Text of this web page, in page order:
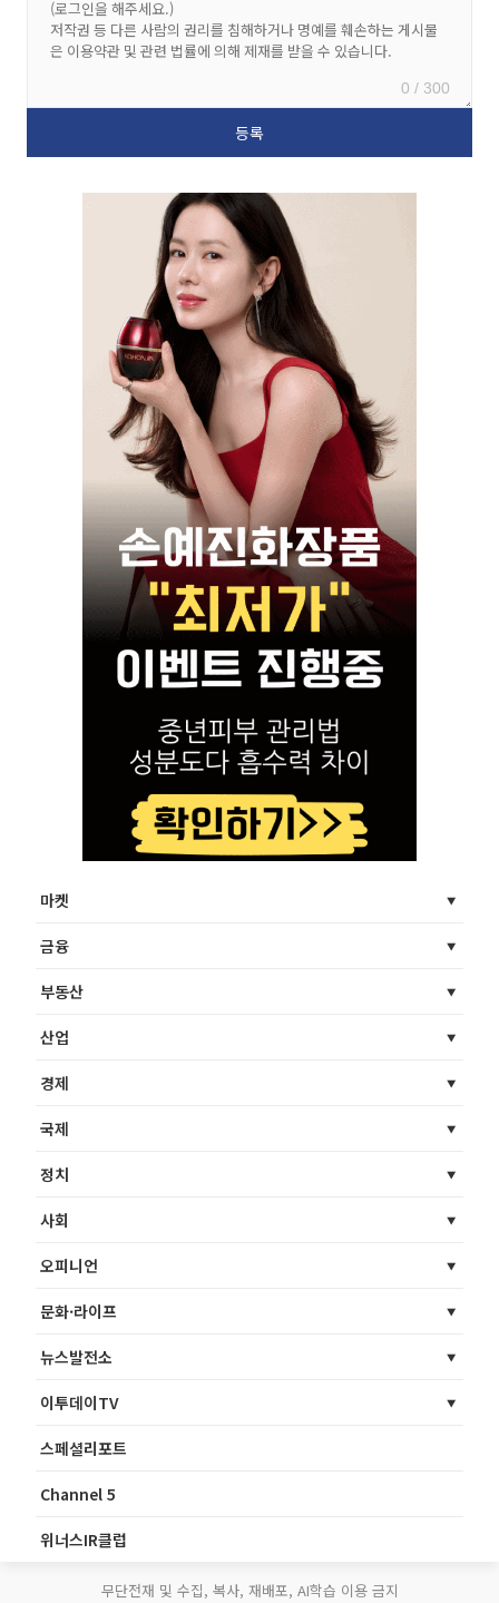
0 / 300
마켓
금융
부동산
산업
경제
국제
정치
사회
오피니언
문화·라이프
뉴스발전소
이투데이TV
스페셜리포트
Channel 5
위너스IR클럽
무단전재 및 수집, 복사, 재배포, AI학습 이용 금지